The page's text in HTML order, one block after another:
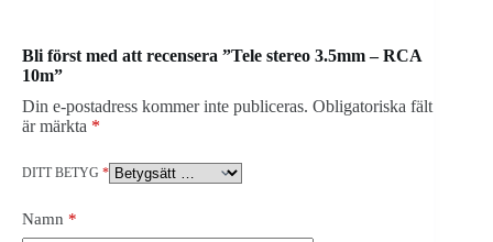
Bli först med att recensera ”Tele stereo 3.5mm – RCA
10m”
Din e-postadress kommer inte publiceras. Obligatoriska fält
är märkta *
DITT BETYG *
Namn *